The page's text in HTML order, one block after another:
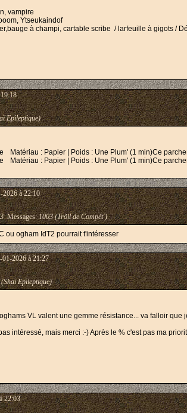
vampire
Ytseukaindof
à champi, cartable scribe / larfeuille à gigots /
Epileptique)
Matériau : Papier | Poids : Une Plum' (1 min)Ce
Matériau : Papier | Poids : Une Plum' (1 min)Ce
à 22:10
Messages:1003 (Trõll de Compèt')
ou ogham IdT2 pourrait t'intéresser
2026 à 21:27
Epileptique)
VL valent une gemme résistance... va falloir
intéressé, mais merci :-) Après le % c'est pas ma
22:03